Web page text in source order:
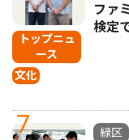
トップニュ
ース
文化
ファ
検定
7
緑区